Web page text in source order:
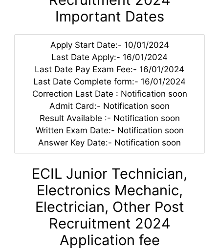
Important Dates
Apply Start Date:- 10/01/2024
Last Date Apply:- 16/01/2024
Last Date Pay Exam Fee:- 16/01/2024
Last Date Complete form:- 16/01/2024
Correction Last Date : Notification soon
Admit Card:- Notification soon
Result Available :- Notification soon
Written Exam Date:- Notification soon
Answer Key Date:- Notification soon
ECIL Junior Technician,
Electronics Mechanic,
Electrician, Other Post
Recruitment 2024
Application fee